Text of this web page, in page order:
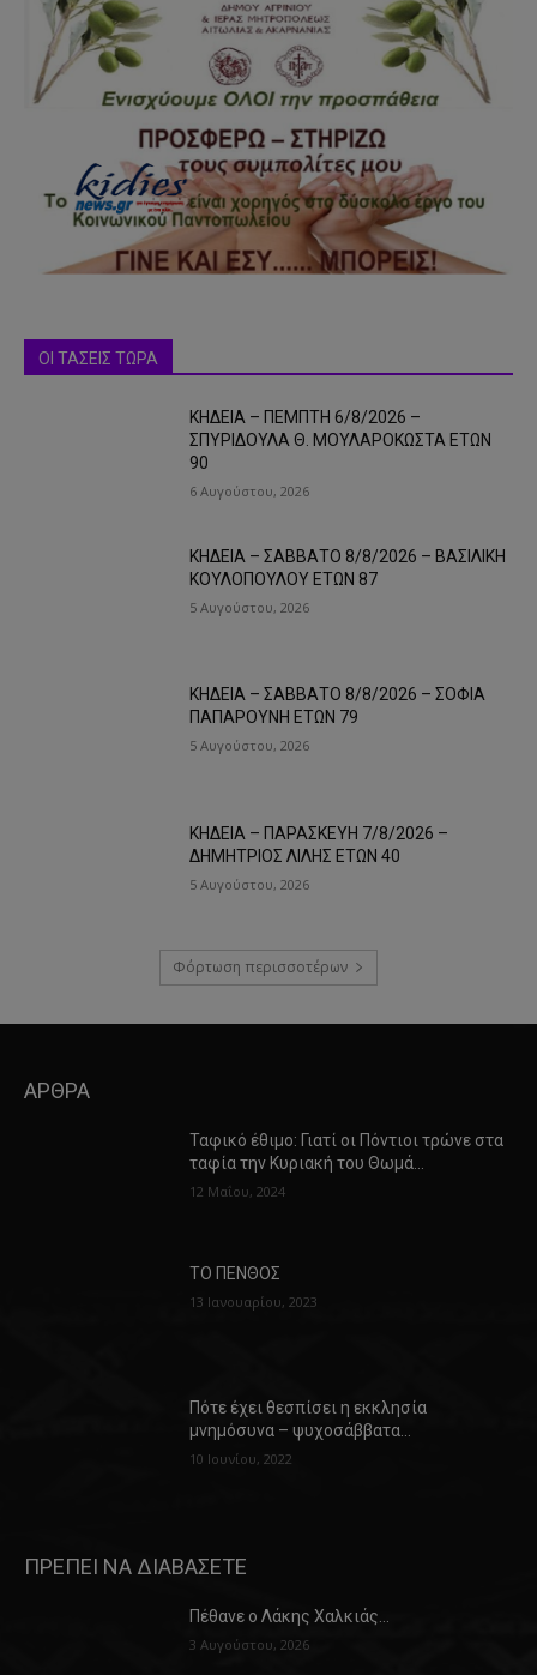
ΟΙ ΤΑΣΕΙΣ ΤΩΡΑ
ΚΗΔΕΙΑ – ΠΕΜΠΤΗ 6/8/2026 –
ΣΠΥΡΙΔΟΥΛΑ Θ. ΜΟΥΛΑΡΟΚΩΣΤΑ ΕΤΩΝ
90
6 Αυγούστου, 2026
ΚΗΔΕΙΑ – ΣΑΒΒΑΤΟ 8/8/2026 – ΒΑΣΙΛΙΚΗ
ΚΟΥΛΟΠΟΥΛΟΥ ΕΤΩΝ 87
5 Αυγούστου, 2026
ΚΗΔΕΙΑ – ΣΑΒΒΑΤΟ 8/8/2026 – ΣΟΦΙΑ
ΠΑΠΑΡΟΥΝΗ ΕΤΩΝ 79
5 Αυγούστου, 2026
ΚΗΔΕΙΑ – ΠΑΡΑΣΚΕΥΗ 7/8/2026 –
ΔΗΜΗΤΡΙΟΣ ΛΙΛΗΣ ΕΤΩΝ 40
5 Αυγούστου, 2026
Φόρτωση περισσοτέρων
ΑΡΘΡΑ
Ταφικό έθιμο: Γιατί οι Πόντιοι τρώνε στα
ταφία την Κυριακή του Θωμά…
12 Μαΐου, 2024
ΤΟ ΠΕΝΘΟΣ
13 Ιανουαρίου, 2023
Πότε έχει θεσπίσει η εκκλησία
μνημόσυνα – ψυχοσάββατα…
10 Ιουνίου, 2022
ΠΡΕΠΕΙ ΝΑ ΔΙΑΒΑΣΕΤΕ
Πέθανε ο Λάκης Χαλκιάς…
3 Αυγούστου, 2026